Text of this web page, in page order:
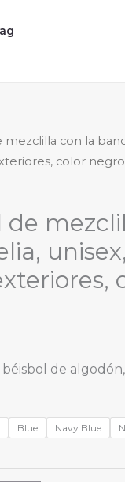
con la
color negro
de
de
Blue Navy Blue